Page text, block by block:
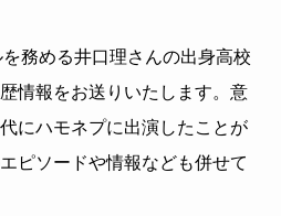
を務める井口理さんの出身高校
情報をお送りいたします。意
にハモネプに出演したことが
ピソードや情報なども併せて